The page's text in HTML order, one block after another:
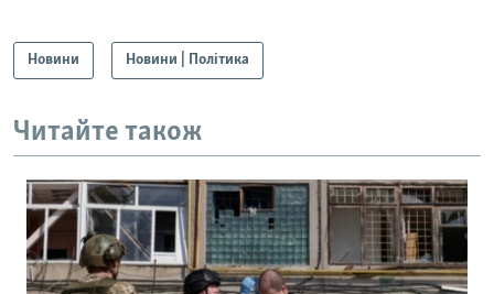
Новини Новини | Політика
Читайте також